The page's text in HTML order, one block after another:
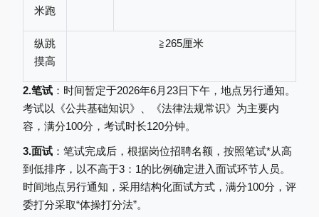
米跑
纵跳
摸高
≧265厘米
2.笔试 ：时间暂定于2026年6月23日下午，地点另行通知。
考试以《公共基础知识》、《法律法规常识》为主要内
容，满分100分，考试时长120分钟。
3.面试 ：笔试完成后，根据岗位招聘名额，按照笔试*从高
到低排序，以不高于3：1的比例确定进入面试环节人员。
时间地点另行通知， 采用结构化面试方式，满分100分，评
委打分采取“体操打分法”。